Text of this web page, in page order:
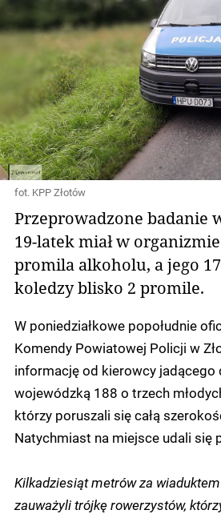
fot. KPP Złotów
Przeprowadzone badanie
19-latek miał w
promila alkoholu, a jego
koledzy blisko 2 promile.
W poniedziałkowe popołudnie
Komendy Powiatowej Policji w
informację od kierowcy jadącego
wojewódzką 188 o trzech
którzy poruszali się całą
Natychmiast na miejsce udali się
Kilkadziesiąt metrów za
zauważyli trójkę rowerzystów,